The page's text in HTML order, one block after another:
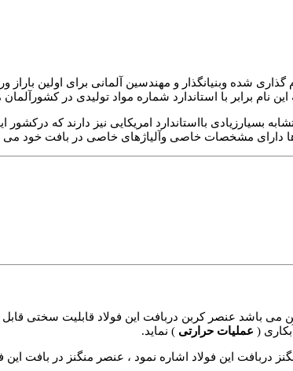
گذاری شده وبنیانگذار و مهندسین آلمانی برای اولین
نام برابر با استاندارد شماره مواد تولیدی در کشورآلمان
بااستاندارد امریکایی نیز دارند که درکشور
دارای مشخصات خاصی وآلیاژهای خاصی در بافت خود می
باشد عنصر کربن دربافت این فولاد قابلیت سختی قابل
( عملیات حرارتی ) نماید.
دربافت این فولاد اشاره نمود ، عنصر منگنز در بافت این